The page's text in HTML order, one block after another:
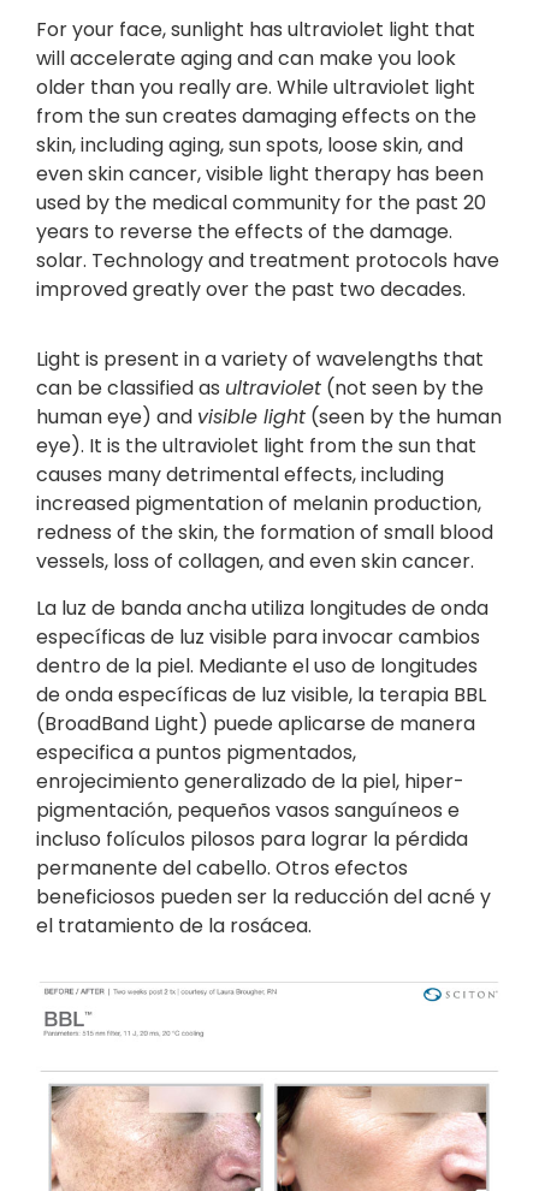
For your face, sunlight has ultraviolet light that
will accelerate aging and can make you look
older than you really are. While ultraviolet light
from the sun creates damaging effects on the
skin, including aging, sun spots, loose skin, and
even skin cancer, visible light therapy has been
used by the medical community for the past 20
years to reverse the effects of the damage.
solar. Technology and treatment protocols have
improved greatly over the past two decades.
Light is present in a variety of wavelengths that
can be classified as ultraviolet (not seen by the
human eye) and visible light (seen by the human
eye). It is the ultraviolet light from the sun that
causes many detrimental effects, including
increased pigmentation of melanin production,
redness of the skin, the formation of small blood
vessels, loss of collagen, and even skin cancer.
La luz de banda ancha utiliza longitudes de onda
específicas de luz visible para invocar cambios
dentro de la piel. Mediante el uso de longitudes
de onda específicas de luz visible, la terapia BBL
(BroadBand Light) puede aplicarse de manera
especifica a puntos pigmentados,
enrojecimiento generalizado de la piel, hiper-
pigmentación, pequeños vasos sanguíneos e
incluso folículos pilosos para lograr la pérdida
permanente del cabello. Otros efectos
beneficiosos pueden ser la reducción del acné y
el tratamiento de la rosácea.